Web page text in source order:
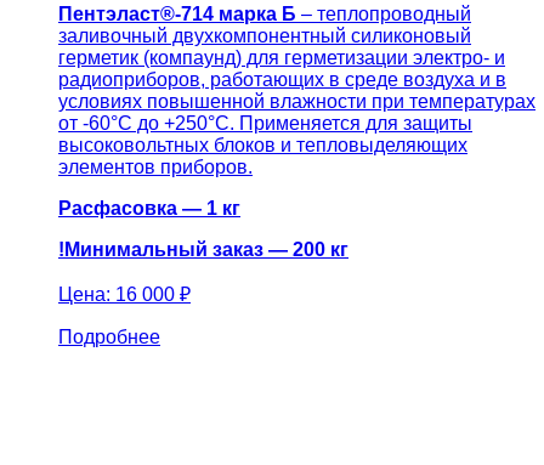
Пентэласт®-714 марка Б – теплопроводный
заливочный двухкомпонентный силиконовый
герметик (компаунд) для герметизации электро- и
радиоприборов, работающих в среде воздуха и в
условиях повышенной влажности при температурах
от -60°С до +250°С. Применяется для защиты
высоковольтных блоков и тепловыделяющих
элементов приборов.
Расфасовка — 1 кг
!Минимальный заказ — 200 кг
Цена: 16 000 ₽
Подробнее